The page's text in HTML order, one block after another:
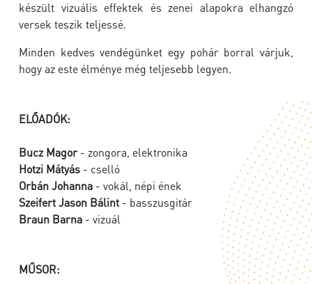
készült vizuális effektek és zenei alapokra elhangzó
versek teszik teljessé.
Minden kedves vendégünket egy pohár borral várjuk,
hogy az este élménye még teljesebb legyen.
ELŐADÓK:
Bucz Magor- zongora, elektronika
Hotzi Mátyás - cselló
Orbán Johanna - vokál, népi ének
Szeifert Jason Bálint - basszusgitár
Braun Barna - vizuál
MŰSOR: